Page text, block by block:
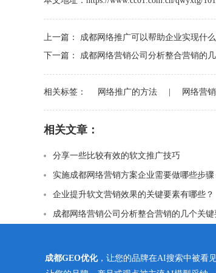
上一篇： 成都网络推广可以帮助企业实现什
下一篇： 成都网络营销公司分析整合营销的
相关标签： 网络推广的方法 网络营销
相关文章：
分享一些比较有效的软文推广技巧
实施成都网络营销方案企业需要做哪些步骤
企业提升软文营销效果的关键要素有哪些？
成都网络营销公司分析整合营销的几个关键
成都GEO优化，让您的品牌在AI搜索中被看